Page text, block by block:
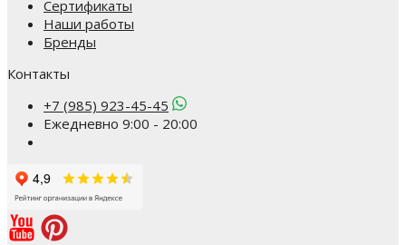
Сертификаты
Наши работы
Бренды
Контакты
+7 (985) 923-45-45
Ежедневно 9:00 - 20:00